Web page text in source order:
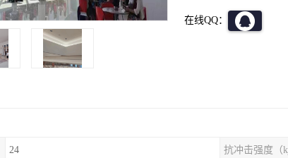
在线QQ：
24 抗冲击强度（